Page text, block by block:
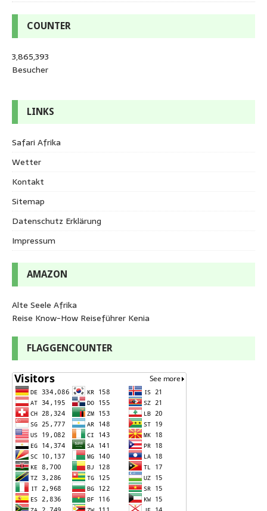
COUNTER
3,865,393
Besucher
LINKS
Safari Afrika
Wetter
Kontakt
Sitemap
Datenschutz Erklärung
Impressum
AMAZON
Alte Seele Afrika
Reise Know-How Reiseführer Kenia
FLAGGENCOUNTER